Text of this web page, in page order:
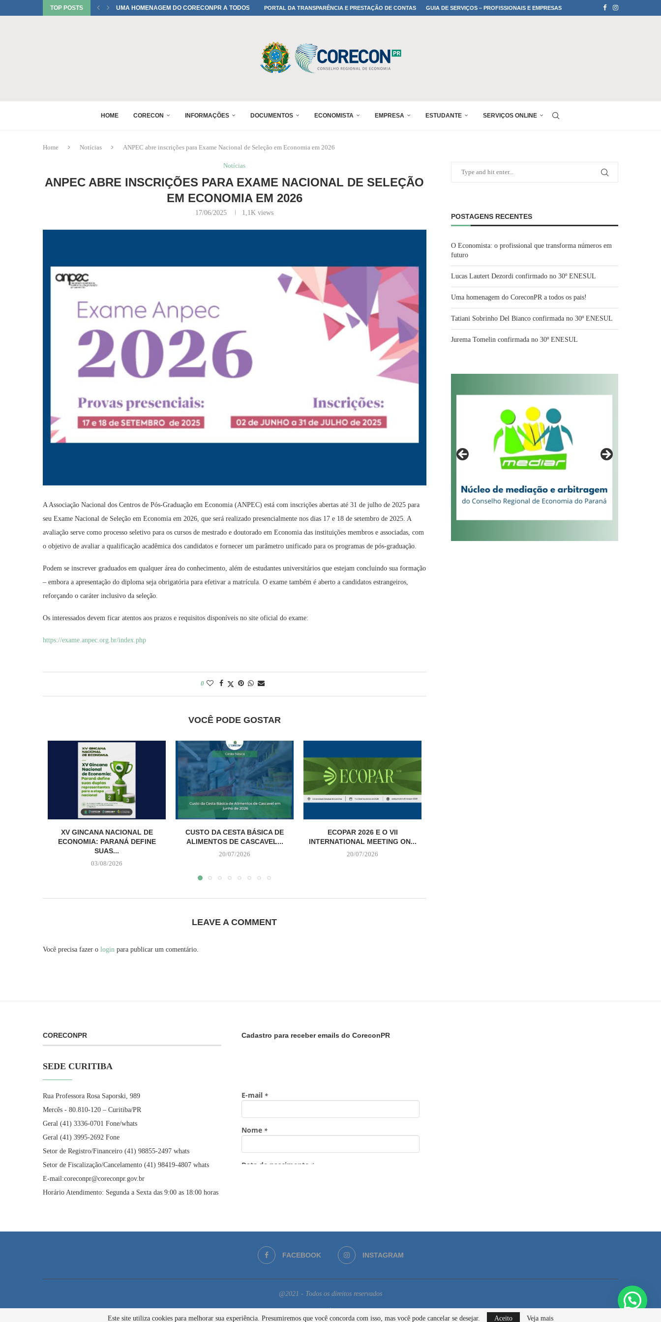
TOP POSTS UMA HOMENAGEM DO CORECONPR A TODOS OS PAIS!PORTAL DA TRANSPARÊNCIA E PRESTAÇÃO DE CONTAS GUIA DE SERVIÇOS – PROFISSIONAIS E EMPRESAS
HOME CORECON INFORMAÇÕES DOCUMENTOS ECONOMISTA EMPRESA ESTUDANTE SERVIÇOS ONLINE
Home Notícias ANPEC abre inscrições para Exame Nacional de Seleção em Economia em 2026
Notícias
ANPEC ABRE INSCRIÇÕES PARA EXAME NACIONAL DE SELEÇÃO
EM ECONOMIA EM 2026
17/06/2025 1,1K views
A Associação Nacional dos Centros de Pós-Graduação em Economia (ANPEC) está com inscrições abertas até 31 de julho de 2025 para
seu Exame Nacional de Seleção em Economia em 2026, que será realizado presencialmente nos dias 17 e 18 de setembro de 2025. A
avaliação serve como processo seletivo para os cursos de mestrado e doutorado em Economia das instituições membros e associadas, com
o objetivo de avaliar a qualificação acadêmica dos candidatos e fornecer um parâmetro unificado para os programas de pós-graduação.
Podem se inscrever graduados em qualquer área do conhecimento, além de estudantes universitários que estejam concluindo sua formação
– embora a apresentação do diploma seja obrigatória para efetivar a matrícula. O exame também é aberto a candidatos estrangeiros,
reforçando o caráter inclusivo da seleção.
Os interessados devem ficar atentos aos prazos e requisitos disponíveis no site oficial do exame:
https://exame.anpec.org.br/index.php
0
VOCÊ PODE GOSTAR
XV GINCANA NACIONAL DE
ECONOMIA: PARANÁ DEFINE
SUAS...
03/08/2026
CUSTO DA CESTA BÁSICA DE
ALIMENTOS DE CASCAVEL...
20/07/2026
ECOPAR 2026 E O VII
INTERNATIONAL MEETING ON...
20/07/2026
LEAVE A COMMENT
Você precisa fazer o login para publicar um comentário.
POSTAGENS RECENTES
O Economista: o profissional que transforma números em
futuro
Lucas Lautert Dezordi confirmado no 30º ENESUL
Uma homenagem do CoreconPR a todos os pais!
Tatiani Sobrinho Del Bianco confirmada no 30º ENESUL
Jurema Tomelin confirmada no 30º ENESUL
CORECONPR
SEDE CURITIBA
Rua Professora Rosa Saporski, 989
Mercês - 80.810-120 – Curitiba/PR
Geral (41) 3336-0701 Fone/whats
Geral (41) 3995-2692 Fone
Setor de Registro/Financeiro (41) 98855-2497 whats
Setor de Fiscalização/Cancelamento (41) 98419-4807 whats
E-mail:coreconpr@coreconpr.gov.br
Horário Atendimento: Segunda a Sexta das 9:00 as 18:00 horas
Cadastro para receber emails do CoreconPR
FACEBOOK INSTAGRAM
@2021 - Todos os direitos reservados
BACK TO TOP
Este site utiliza cookies para melhorar sua experiência. Presumiremos que você concorda com isso, mas você pode cancelar se desejar. Aceito Veja mais